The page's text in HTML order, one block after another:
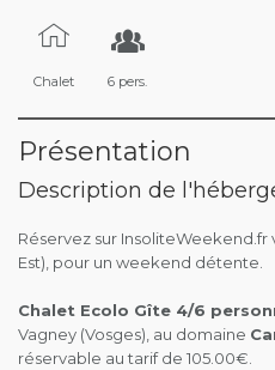
Chalet 6 pers.
Présentation
Description de
Réservez sur
Est), pour un weekend détente.
Chalet Ecolo Gîte 4/6
Vagney (Vosges), au domaine
réservable au tarif de 105.00€.